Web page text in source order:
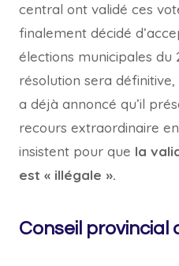
central ont validé ces
finalement décidé
élections municipales du
résolution sera
a déjà annoncé qu’il
recours extraordinaire
insistent pour que la
est « illégale ».
Conseil provincial